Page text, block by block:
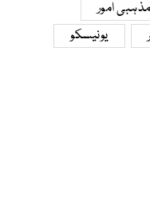
مذہبی امور
یونیسکو